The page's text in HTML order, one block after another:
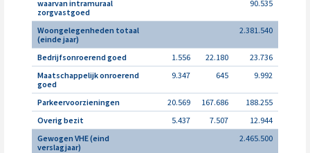
waarvan intramuraal
zorgvastgoed
90.535
Woongelegenheden totaal
(einde jaar)
2.381.540
Bedrijfsonroerend goed 1.556 22.180
23.736
Maatschappelijk onroerend
goed
9.347 645 9.992
Parkeervoorzieningen 20.569 167.686
188.255
Overig bezit
5.437 7.507
12.944
Gewogen VHE (eind
verslagjaar)
2.465.500